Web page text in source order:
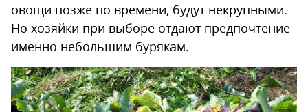
овощи позже по времени, будут некрупными.
Но хозяйки при выборе отдают предпочтение
именно небольшим бурякам.